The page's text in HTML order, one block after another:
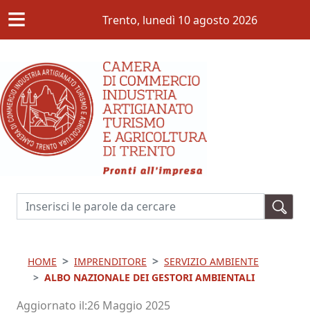
≡ Trento, lunedì 10 agosto 2026
Cerca
HOME IMPRENDITORE
SERVIZIO AMBIENTE
ALBO NAZIONALE DEI GESTORI AMBIENTALI
Aggiornato il 26 Maggio 2025